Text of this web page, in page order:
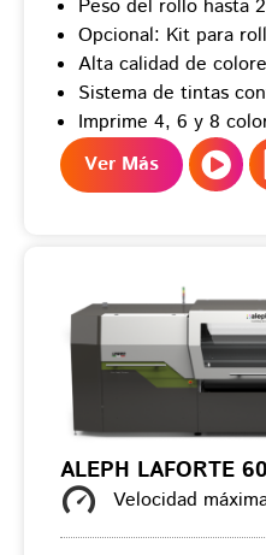
Peso del rollo hasta
Opcional: Kit para
Alta calidad de
Sistema de tintas
Imprime 4, 6 y 8
Ver Más
ALEPH LAFORTE
Velocidad